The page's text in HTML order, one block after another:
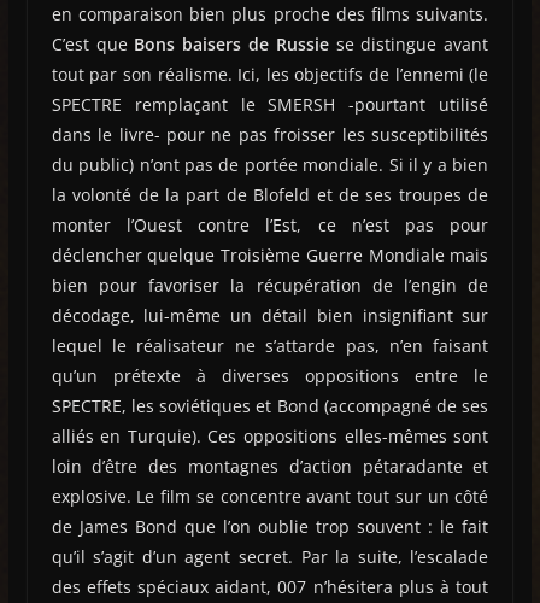
en comparaison bien plus proche des films suivants.
C’est que Bons baisers de Russiese distingue avant
tout par son réalisme. Ici, les objectifs de l’ennemi (le
SPECTRE remplaçant le SMERSH -pourtant utilisé
dans le livre- pour ne pas froisser les susceptibilités
du public) n’ont pas de portée mondiale. Si il y a bien
la volonté de la part de Blofeld et de ses troupes de
monter l’Ouest contre l’Est, ce n’est pas pour
déclencher quelque Troisième Guerre Mondiale mais
bien pour favoriser la récupération de l’engin de
décodage, lui-même un détail bien insignifiant sur
lequel le réalisateur ne s’attarde pas, n’en faisant
qu’un prétexte à diverses oppositions entre le
SPECTRE, les soviétiques et Bond (accompagné de ses
alliés en Turquie). Ces oppositions elles-mêmes sont
loin d’être des montagnes d’action pétaradante et
explosive. Le film se concentre avant tout sur un côté
de James Bond que l’on oublie trop souvent : le fait
qu’il s’agit d’un agent secret. Par la suite, l’escalade
des effets spéciaux aidant, 007 n’hésitera plus à tout